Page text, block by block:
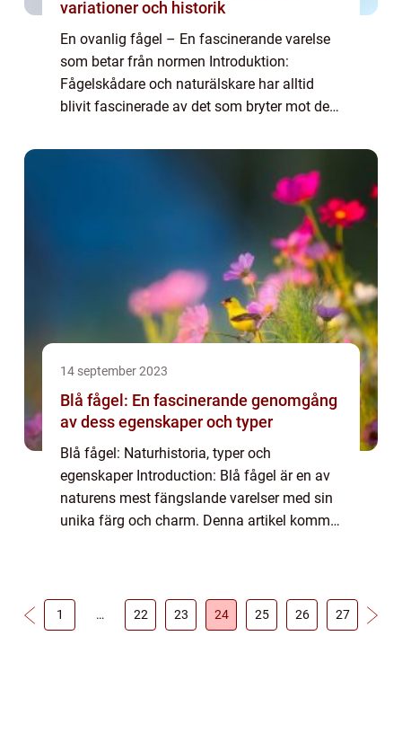
variationer och historik
En ovanlig fågel – En fascinerande varelse
som betar från normen Introduktion:
Fågelskådare och naturälskare har alltid
blivit fascinerade av det som bryter mot det
dessa är en ovanlig fågel. Med sin unika c...
14 september 2023
Blå fågel: En fascinerande genomgång
av dess egenskaper och typer
Blå fågel: Naturhistoria, typer och
egenskaper Introduction: Blå fågel är en av
naturens mest fängslande varelser med sin
unika färg och charm. Denna artikel kommer
1 … 22 23 24 25 26 27